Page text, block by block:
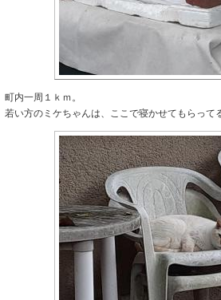
町内一周１ｋｍ。
若い方のミケちゃんは、ここで寝かせてもらって